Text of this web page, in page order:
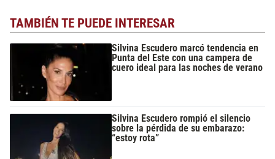
TAMBIÉN TE PUEDE INTERESAR
Silvina Escudero marcó tendencia en
Punta del Este con una campera de
cuero ideal para las noches de verano
Silvina Escudero rompió el silencio
sobre la pérdida de su embarazo:
“estoy rota”